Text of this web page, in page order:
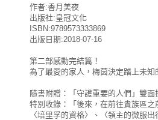
作者:香月美夜
出版社:皇冠文化
ISBN:9789573333869
出版日期:2018-07-16
第二部感動完結篇！
為了最愛的家人，梅茵決定踏上未知
隨書附贈：「守護重要的人們」雙面
特別收錄：「後來，在前往貴族區
〈培里孚的資格〉、〈領主的微服